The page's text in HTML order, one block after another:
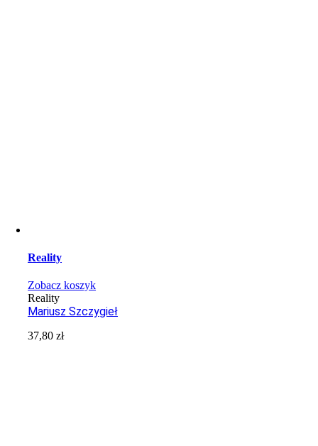
Reality
Zobacz koszyk
Reality
Mariusz Szczygieł
37,80zł